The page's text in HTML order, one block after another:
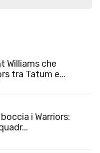
Williams che
tra Tatum e...
i Warriors: